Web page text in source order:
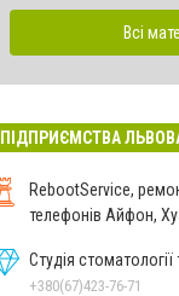
Всі
ПІДПРИЄМСТВА
RebootService,
телефонів Айфон,
Студія
+380(67)423-76-71